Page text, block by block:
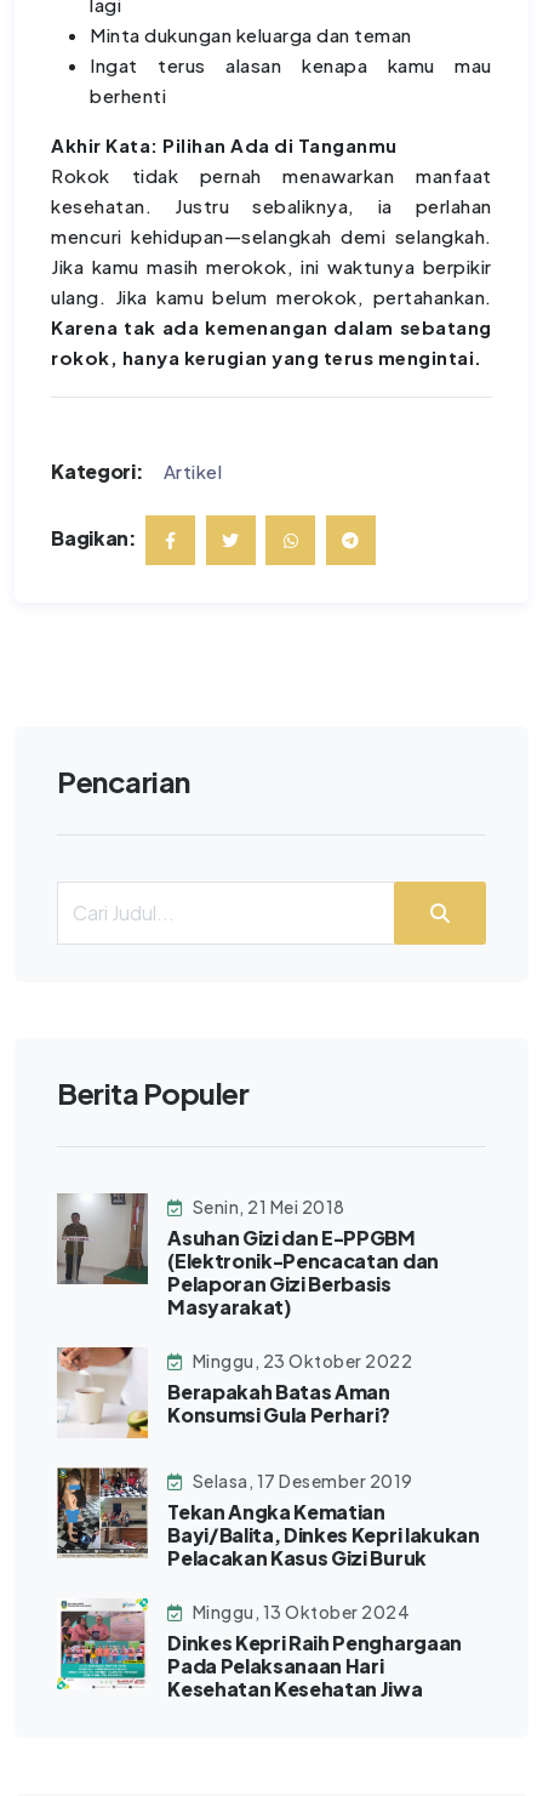
lagi
Minta dukungan keluarga dan teman
Ingat terus alasan kenapa kamu mau
berhenti
Akhir Kata: Pilihan Ada di Tanganmu
Rokok tidak pernah menawarkan manfaat
kesehatan. Justru sebaliknya, ia perlahan
mencuri kehidupan—selangkah demi selangkah.
Jika kamu masih merokok, ini waktunya berpikir
ulang. Jika kamu belum merokok, pertahankan.
Karena tak ada kemenangan dalam sebatang
rokok, hanya kerugian yang terus mengintai.
Kategori: Artikel
Bagikan:
Pencarian
Berita Populer
Senin, 21 Mei 2018
Asuhan Gizi dan E-PPGBM
(Elektronik-Pencacatan dan
Pelaporan Gizi Berbasis
Masyarakat)
Minggu, 23 Oktober 2022
Berapakah Batas Aman
Konsumsi Gula Perhari?
Selasa, 17 Desember 2019
Tekan Angka Kematian
Bayi/Balita, Dinkes Kepri lakukan
Pelacakan Kasus Gizi Buruk
Minggu, 13 Oktober 2024
Dinkes Kepri Raih Penghargaan
Pada Pelaksanaan Hari
Kesehatan Kesehatan Jiwa